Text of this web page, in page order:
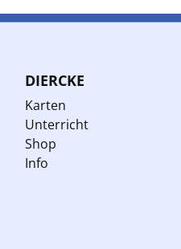
DIERCKE
Karten
Unterricht
Shop
Info